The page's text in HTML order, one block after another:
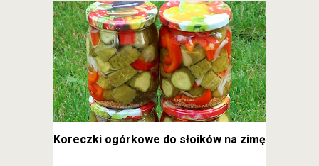
Koreczki ogórkowe do słoików na zimę